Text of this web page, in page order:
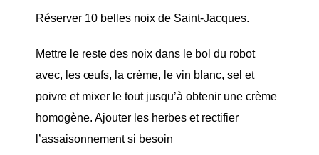
Réserver 10 belles noix de Saint-Jacques.
Mettre le reste des noix dans le bol du robot
avec, les œufs, la crème, le vin blanc, sel et
poivre et mixer le tout jusqu’à obtenir une crème
homogène. Ajouter les herbes et rectifier
l’assaisonnement si besoin